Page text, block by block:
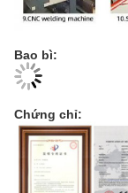
Bao bì:
Chứng chỉ: